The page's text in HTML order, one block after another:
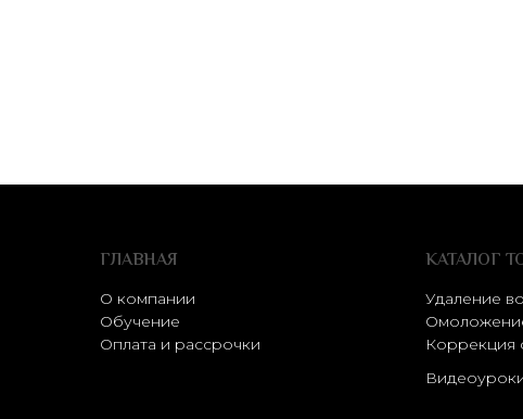
ГЛАВНАЯ
О компании
Обучение
Оплата и рассрочки
КАТАЛОГ
Удаление
Коррекция